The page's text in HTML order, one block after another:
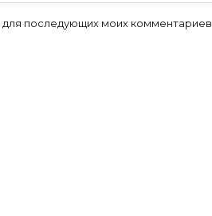
последующих моих комментариев.